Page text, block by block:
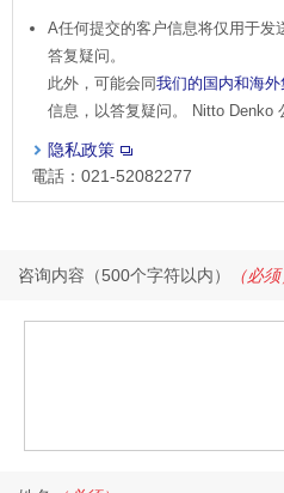
A任何提交的客户信息将仅用于发
答复疑问。
此外，可能会同我们的国内和海外
信息，以答复疑问。 Nitto Denko
隐私政策
電話：021-52082277
咨询内容（500个字符以内） （必须